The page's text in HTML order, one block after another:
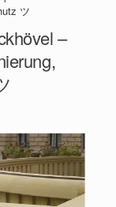
ツ
–